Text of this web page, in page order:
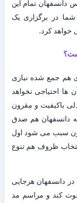
دانسفهان تمام این
در برگزاری یک
خواهد کرد.
هم جمع شده نیازی
ها احتیاجی نخواهد
باکیفیت و مقرون
دانسفهان هم صدق
سبب می شود اول
ظروف هم تنوع
دانسفهان هرجایی
کند و مراسم مد